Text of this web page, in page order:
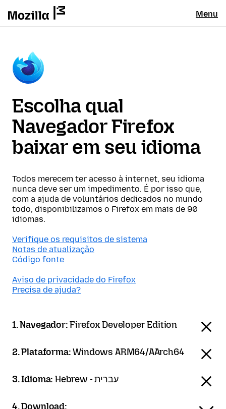
Menu
Escolha qual
Navegador Firefox
baixar em seu idioma
Todos merecem ter acesso à internet, seu idioma
nunca deve ser um impedimento. É por isso que,
com a ajuda de voluntários dedicados no mundo
todo, disponibilizamos o Firefox em mais de 90
idiomas.
Verifique os requisitos de sistema
Notas de atualização
Código fonte
Aviso de privacidade do Firefox
Precisa de ajuda?
1. Navegador:Firefox Developer Edition
2. Plataforma:Windows ARM64/AArch64
3. Idioma: Hebrew - עברית
4. Download: